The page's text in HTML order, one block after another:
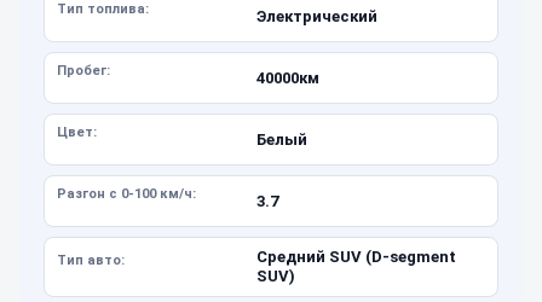
Тип топлива: Электрический
Пробег: 40000км
Цвет: Белый
Разгон с 0-100 км/ч: 3.7
Тип авто:
Средний SUV (D-segment
SUV)